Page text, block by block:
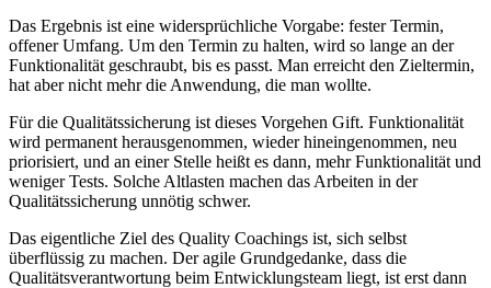
Das Ergebnis ist eine widersprüchliche Vorgabe: fester Termin,
offener Umfang. Um den Termin zu halten, wird so lange an der
Funktionalität geschraubt, bis es passt. Man erreicht den Zieltermin,
hat aber nicht mehr die Anwendung, die man wollte.
Für die Qualitätssicherung ist dieses Vorgehen Gift. Funktionalität
wird permanent herausgenommen, wieder hineingenommen, neu
priorisiert, und an einer Stelle heißt es dann, mehr Funktionalität und
weniger Tests. Solche Altlasten machen das Arbeiten in der
Qualitätssicherung unnötig schwer.
Das eigentliche Ziel des Quality Coachings ist, sich selbst
überflüssig zu machen. Der agile Grundgedanke, dass die
Qualitätsverantwortung beim Entwicklungsteam liegt, ist erst dann